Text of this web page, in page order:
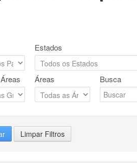
Estados
Áreas Busca
Limpar Filtros